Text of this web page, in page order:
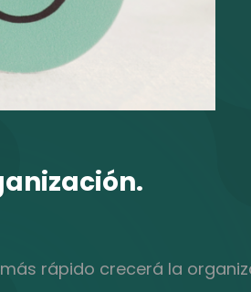
rápido crecerá la